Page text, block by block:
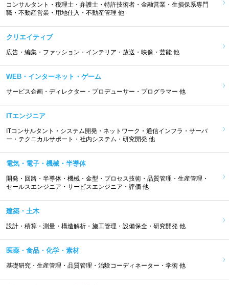
コンサルタント・税理士・弁護士・特許技術者・金融営業・生損保系専門
職・不動産営業・用地仕入・不動産管理 他
クリエイティブ
広告・編集・ファッション・インテリア・放送・映像・芸能 他
WEB・インターネット・ゲーム
サービス企画・ディレクター・プロデューサー・プログラマー 他
ITエンジニア
ITコンサルタント・システム開発・ネットワーク・通信インフラ・サーバ
ー・テクニカルサポート・社内システム・研究開発 他
電気・電子・機械・半導体
開発・回路・半導体・機械・金型・プロセス技術・品質管理・生産管理・
セールスエンジニア・サービスエンジニア・評価 他
建築・土木
設計・積算・測量・構造解析・施工管理・設備保全・研究開発 他
医薬・食品・化学・素材
基礎研究・生産管理・品質管理・治験コーディネーター・学術 他